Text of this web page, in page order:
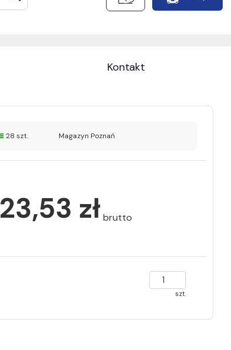
Kontakt
28 szt. Magazyn Poznań
23,53 zł brutto
szt.